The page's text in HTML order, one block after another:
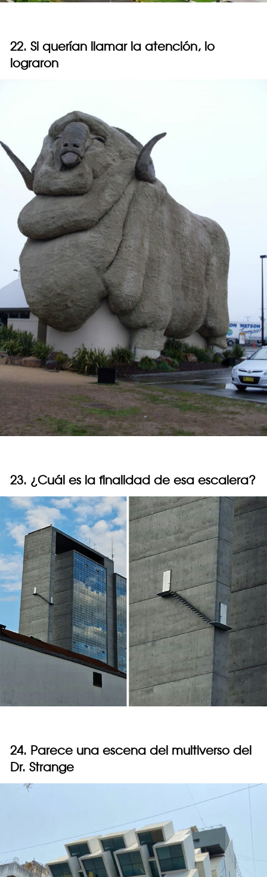
22. Si querían llamar la atención, lo
lograron
23. ¿Cuál es la finalidad de esa escalera?
24. Parece una escena del multiverso del
Dr. Strange